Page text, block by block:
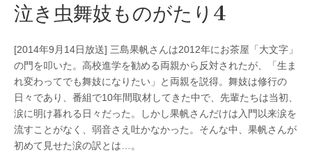
泣き虫舞妓ものがたり4
[2014年9月14日放送] 三島果帆さんは2012年にお茶屋「大文字」
の門を叩いた。高校進学を勧める両親から反対されたが、「生ま
れ変わってでも舞妓になりたい」と両親を説得。舞妓は修行の
日々であり、番組で10年間取材してきた中で、先輩たちは当初、
涙に明け暮れる日々だった。しかし果帆さんだけは入門以来涙を
流すことがなく、弱音さえ吐かなかった。そんな中、果帆さんが
初めて見せた涙の訳とは…。